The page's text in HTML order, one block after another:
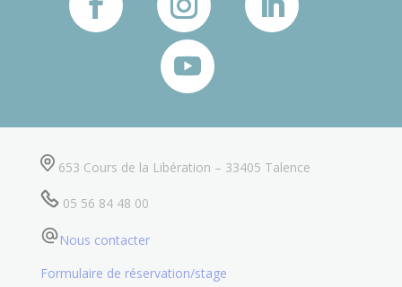
653 Cours de la Libération – 33405 Talence
05 56 84 48 00
Nous contacter
Formulaire de réservation/stage